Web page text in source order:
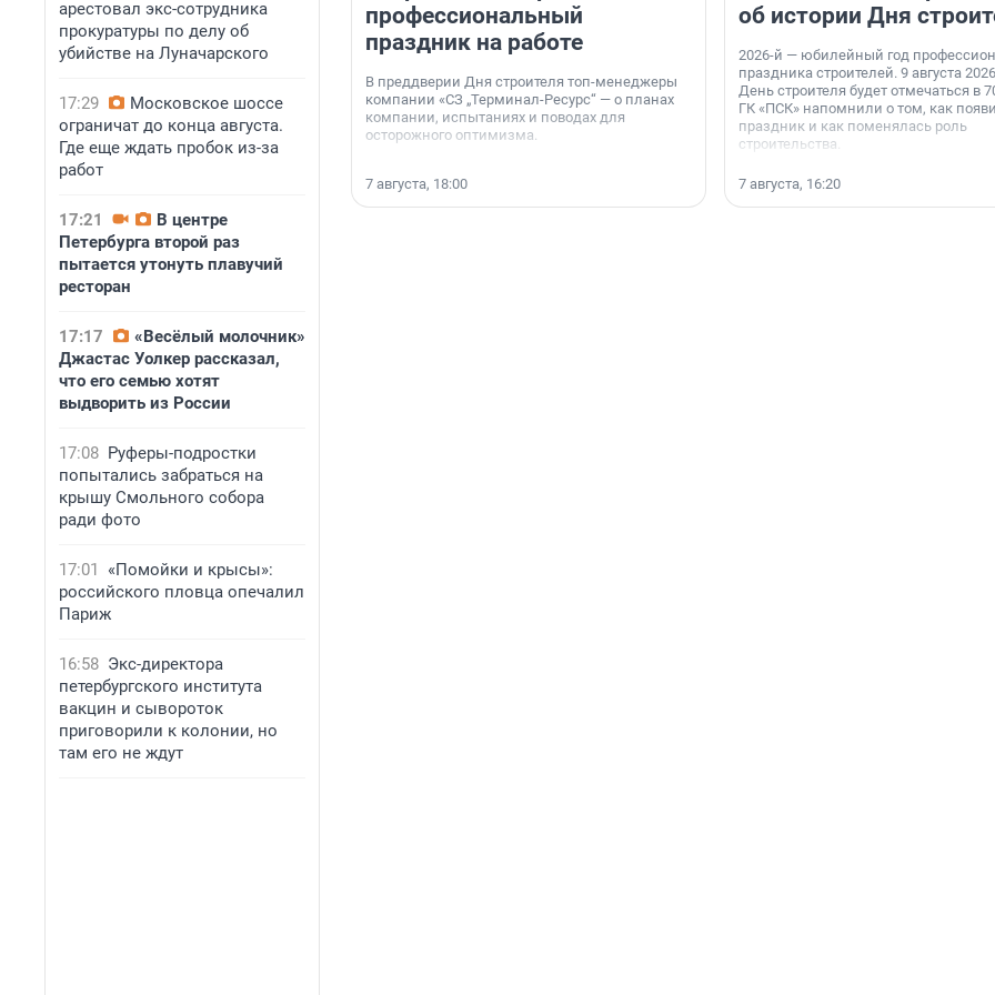
арестовал экс-сотрудника
прокуратуры по делу об
убийстве на Луначарского
17:29
Московское шоссе
ограничат до конца августа.
Где еще ждать пробок из-за
работ
17:21
В центре
Петербурга второй раз
пытается утонуть плавучий
ресторан
17:17
«Весёлый молочник»
Джастас Уолкер рассказал,
что его семью хотят
выдворить из России
17:08 Руферы-подростки
попытались забраться на
крышу Смольного собора
ради фото
17:01
«Помойки и крысы»:
российского пловца опечалил
Париж
16:58 Экс-директора
петербургского института
вакцин и сывороток
приговорили к колонии, но
там его не ждут
профессиональный
праздник на работе
В преддверии Дня строителя топ-менеджеры
компании «СЗ „Терминал-Ресурс“ — о планах
компании, испытаниях и поводах для
осторожного оптимизма.
7 августа, 18:00
об истории Дня
2026-й — юбилейный год
праздника строителей. 9 августа
День строителя будет отмечаться в
ГК «ПСК» напомнили о том, как
праздник и как поменялась роль
строительства.
7 августа, 16:20